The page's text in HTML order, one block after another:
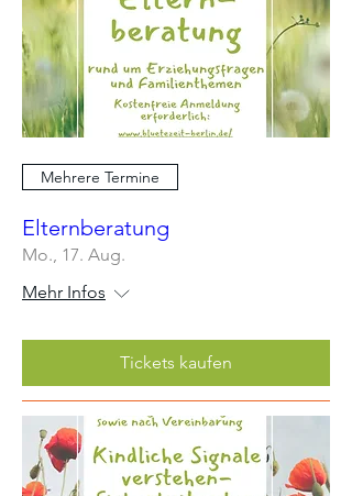
Mehrere Termine
Elternberatung
Mo., 17. Aug.
Mehr Infos
Tickets kaufen